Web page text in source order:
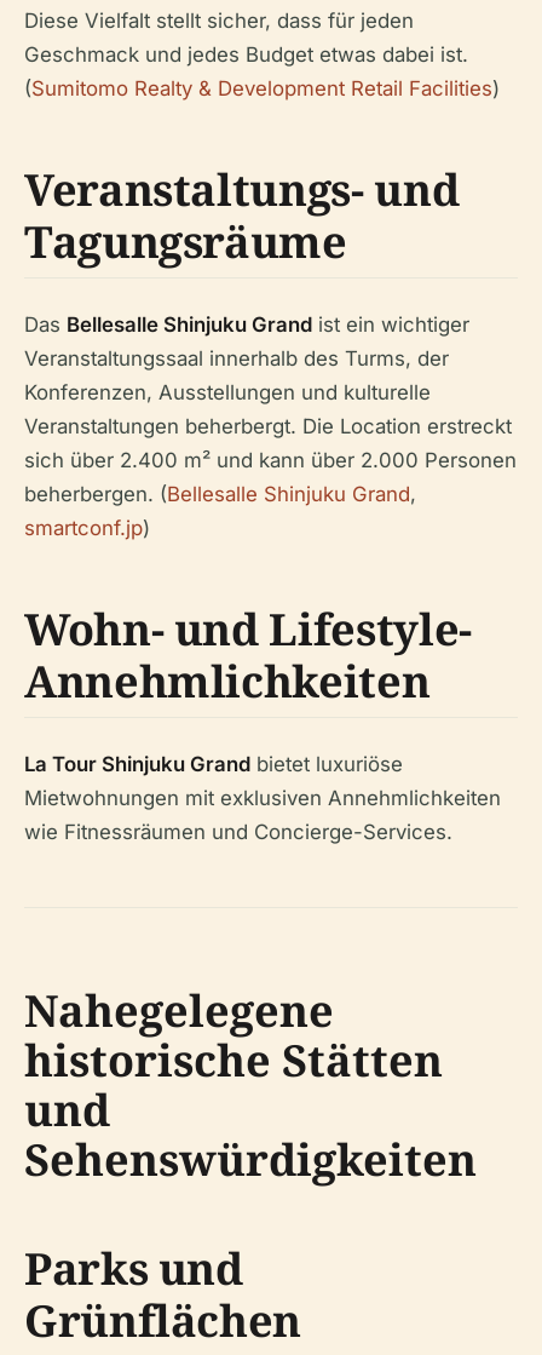
Diese Vielfalt stellt sicher, dass für jeden
Geschmack und jedes Budget etwas dabei ist.
(Sumitomo Realty & Development Retail Facilities)
Veranstaltungs- und
Tagungsräume
Das Bellesalle Shinjuku Grand ist ein wichtiger
Veranstaltungssaal innerhalb des Turms, der
Konferenzen, Ausstellungen und kulturelle
Veranstaltungen beherbergt. Die Location erstreckt
sich über 2.400 m² und kann über 2.000 Personen
beherbergen. (Bellesalle Shinjuku Grand,
smartconf.jp)
Wohn- und Lifestyle-
Annehmlichkeiten
La Tour Shinjuku Grand bietet luxuriöse
Mietwohnungen mit exklusiven Annehmlichkeiten
wie Fitnessräumen und Concierge-Services.
Nahegelegene
historische Stätten
und
Sehenswürdigkeiten
Parks und
Grünflächen